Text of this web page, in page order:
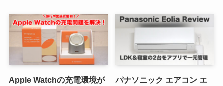
Apple Watchの充電環境が
パナソニック エアコン エ